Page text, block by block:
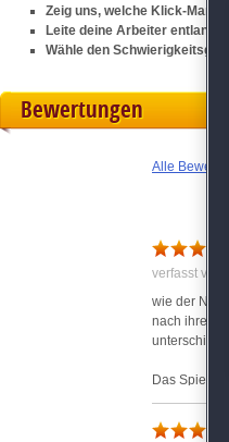
Zeig uns, welche Klick-
Leite deine Arbeiter entlang
Wähle den
Bewertungen
Alle
verfasst von
wie der
nach ihren
Das Spiel
Ladezeiten
wird kein
Ladezeiten